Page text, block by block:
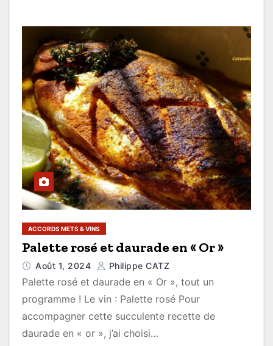
ACCORDS METS & VINS
Palette rosé et daurade en « Or »
Août 1, 2024 Philippe CATZ
Palette rosé et daurade en « Or », tout un
programme ! Le vin : Palette rosé Pour
accompagner cette succulente recette de
daurade en « or », j’ai choisi…